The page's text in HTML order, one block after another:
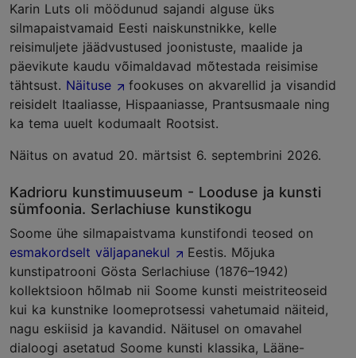
Karin Luts oli möödunud sajandi alguse üks
silmapaistvamaid Eesti naiskunstnikke, kelle
reisimuljete jäädvustused joonistuste, maalide ja
päevikute kaudu võimaldavad mõtestada reisimise
tähtsust. Näituse
fookuses on akvarellid ja visandid
reisidelt Itaaliasse, Hispaaniasse, Prantsusmaale ning
ka tema uuelt kodumaalt Rootsist.
Näitus on avatud 20. märtsist 6. septembrini 2026.
Kadrioru kunstimuuseum - Looduse ja kunsti
sümfoonia. Serlachiuse kunstikogu
Soome ühe silmapaistvama kunstifondi teosed on
esmakordselt väljapanekul
Eestis. Mõjuka
kunstipatrooni Gösta Serlachiuse (1876–1942)
kollektsioon hõlmab nii Soome kunsti meistriteoseid
kui ka kunstnike loomeprotsessi vahetumaid näiteid,
nagu eskiisid ja kavandid. Näitusel on omavahel
dialoogi asetatud Soome kunsti klassika, Lääne-